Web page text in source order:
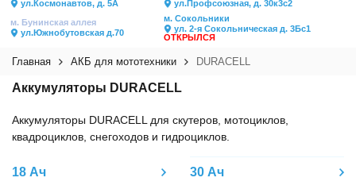
ул.Космонавтов, д. 5А
ул.Профсоюзная, д. 30к3с2
м. Бунинская аллея
ул.Южнобутовская д.70
м. Сокольники
ул. 2-я Сокольническая д. 3Бс1
ОТКРЫЛСЯ
Главная АКБ для мототехники DURACELL
Аккумуляторы DURACELL
Аккумуляторы DURACELL для скутеров, мотоциклов,
квадроциклов, снегоходов и гидроциклов.
18 Ач 30 Ач